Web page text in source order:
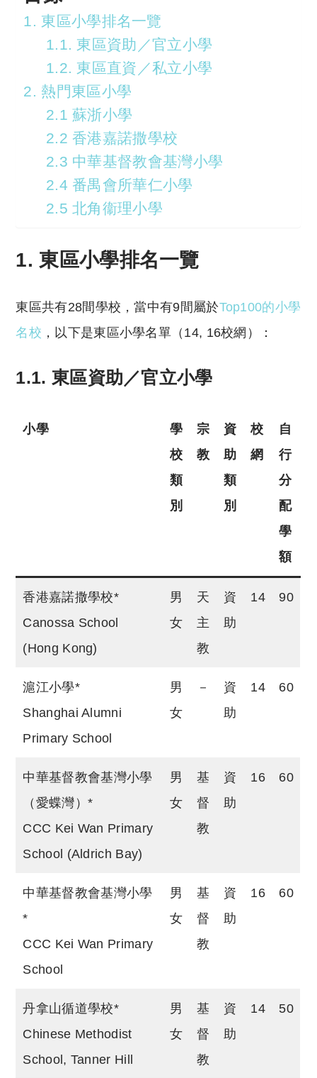
1. 東區小學排名一覽
1.1. 東區資助／官立小學
1.2. 東區直資／私立小學
2. 熱門東區小學
2.1 蘇浙小學
2.2 香港嘉諾撒學校
2.3 中華基督教會基灣小學
2.4 番禺會所華仁小學
2.5 北角衞理小學
1. 東區小學排名一覽
東區共有28間學校，當中有9間屬於Top100的小學
名校 ，以下是東區小學名單（14, 16校網）：
1.1. 東區資助／官立小學
小學
學
校
類
別
宗
教
資
助
類
別
校
網
自
行
分
配
學
額
香港嘉諾撒學校*
Canossa School
(Hong Kong)
男
女
天
主
教
資
助
14 90
滬江小學*
Shanghai Alumni
Primary School
男
女
－
資
助
14 60
中華基督教會基灣小學
（愛蝶灣）*
CCC Kei Wan Primary
School (Aldrich Bay)
男
女
基
督
教
資
助
16 60
中華基督教會基灣小學
*
CCC Kei Wan Primary
School
男
女
基
督
教
資
助
16 60
丹拿山循道學校*
Chinese Methodist
School, Tanner Hill
男
女
基
督
教
資
助
14 50